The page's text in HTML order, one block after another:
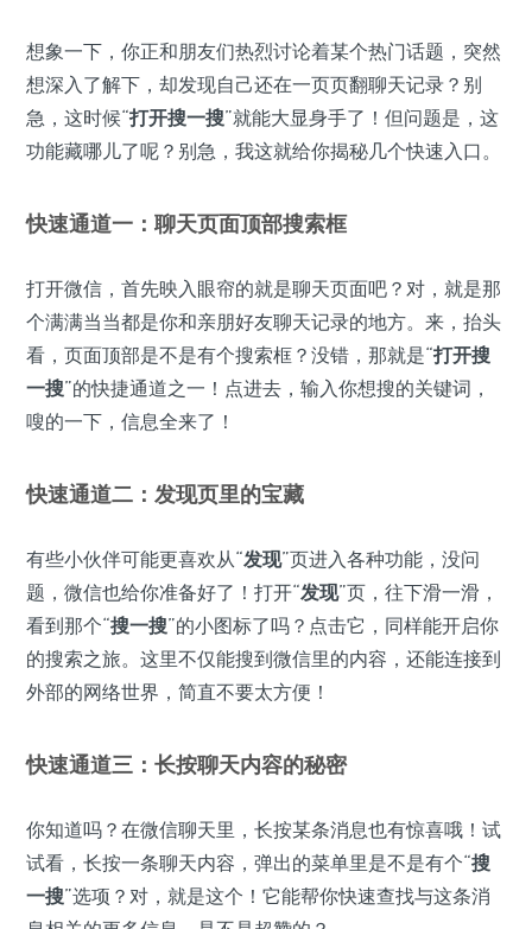
想象一下，你正和朋友们热烈讨论着某个热门话题，突然
想深入了解下，却发现自己还在一页页翻聊天记录？别
急，这时候“打开搜一搜”就能大显身手了！但问题是，这
功能藏哪儿了呢？别急，我这就给你揭秘几个快速入口。
快速通道一：聊天页面顶部搜索框
打开微信，首先映入眼帘的就是聊天页面吧？对，就是那
个满满当当都是你和亲朋好友聊天记录的地方。来，抬头
看，页面顶部是不是有个搜索框？没错，那就是“打开搜
一搜”的快捷通道之一！点进去，输入你想搜的关键词，
嗖的一下，信息全来了！
快速通道二：发现页里的宝藏
有些小伙伴可能更喜欢从“发现”页进入各种功能，没问
题，微信也给你准备好了！打开“发现”页，往下滑一滑，
看到那个“搜一搜”的小图标了吗？点击它，同样能开启你
的搜索之旅。这里不仅能搜到微信里的内容，还能连接到
外部的网络世界，简直不要太方便！
快速通道三：长按聊天内容的秘密
你知道吗？在微信聊天里，长按某条消息也有惊喜哦！试
试看，长按一条聊天内容，弹出的菜单里是不是有个“搜
一搜”选项？对，就是这个！它能帮你快速查找与这条消